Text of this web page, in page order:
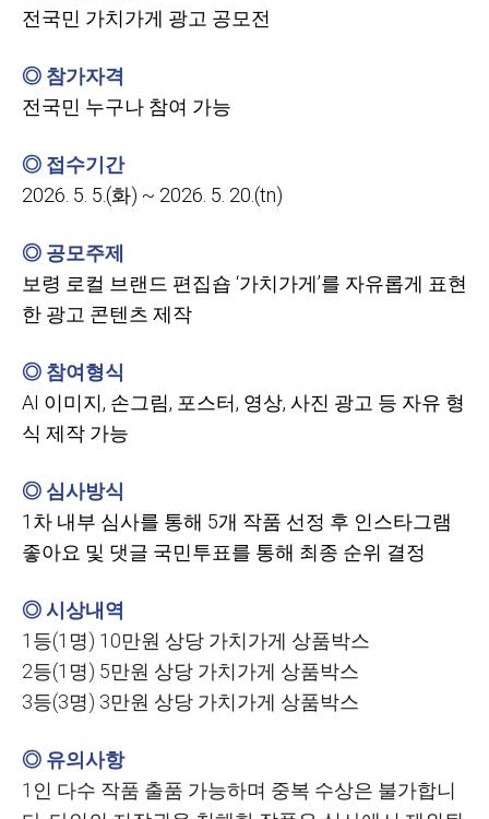
전국민 가치가게 광고 공모전
◎ 참가자격
전국민 누구나 참여 가능
◎ 접수기간
2026. 5. 5.(화) ~ 2026. 5. 20.(tn)
◎ 공모주제
보령 로컬 브랜드 편집숍 ‘가치가게’를 자유롭게 표현
한 광고 콘텐츠 제작
◎ 참여형식
AI 이미지, 손그림, 포스터, 영상, 사진 광고 등 자유 형
식 제작 가능
◎ 심사방식
1 차 내부 심사를 통해 5개 작품 선정 후 인스타그램
좋아요 및 댓글 국민투표를 통해 최종 순위 결정
◎ 시상내역
1등(1명) 10만원 상당 가치가게 상품박스
2등(1명) 5만원 상당 가치가게 상품박스
3등(3명) 3만원 상당 가치가게 상품박스
◎ 유의사항
1인 다수 작품 출품 가능하며 중복 수상은 불가합니